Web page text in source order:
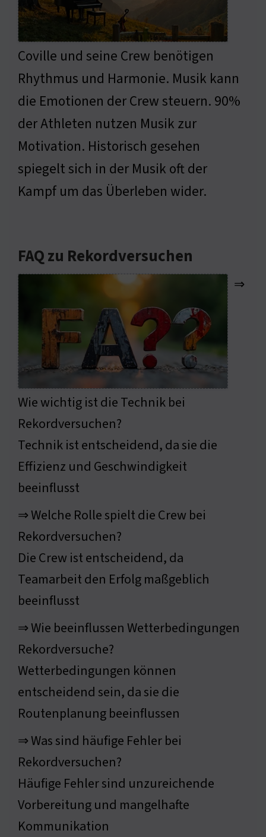
Coville und seine Crew benötigen
Rhythmus und Harmonie. Musik kann
die Emotionen der Crew steuern. 90%
der Athleten nutzen Musik zur
Motivation. Historisch gesehen
spiegelt sich in der Musik oft der
Kampf um das Überleben wider.
FAQ zu Rekordversuchen
⇒
Wie wichtig ist die Technik bei
Rekordversuchen?
Technik ist entscheidend, da sie die
Effizienz und Geschwindigkeit
beeinflusst
⇒ Welche Rolle spielt die Crew bei
Rekordversuchen?
Die Crew ist entscheidend, da
Teamarbeit den Erfolg maßgeblich
beeinflusst
⇒ Wie beeinflussen Wetterbedingungen
Rekordversuche?
Wetterbedingungen können
entscheidend sein, da sie die
Routenplanung beeinflussen
⇒ Was sind häufige Fehler bei
Rekordversuchen?
Häufige Fehler sind unzureichende
Vorbereitung und mangelhafte
Kommunikation